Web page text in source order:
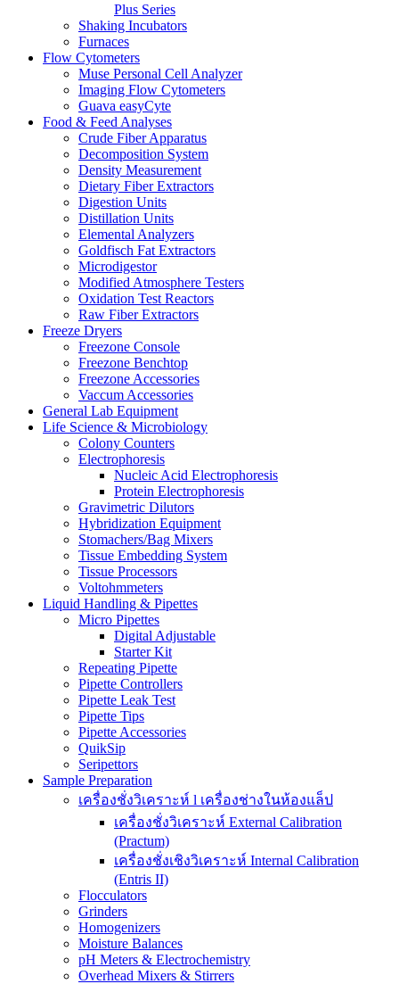
Plus Series
Shaking Incubators
Furnaces
Flow Cytometers
Muse Personal Cell Analyzer
Imaging Flow Cytometers
Guava easyCyte
Food & Feed Analyses
Crude Fiber Apparatus
Decomposition System
Density Measurement
Dietary Fiber Extractors
Digestion Units
Distillation Units
Elemental Analyzers
Goldfisch Fat Extractors
Microdigestor
Modified Atmosphere Testers
Oxidation Test Reactors
Raw Fiber Extractors
Freeze Dryers
Freezone Console
Freezone Benchtop
Freezone Accessories
Vaccum Accessories
General Lab Equipment
Life Science & Microbiology
Colony Counters
Electrophoresis
Nucleic Acid Electrophoresis
Protein Electrophoresis
Gravimetric Dilutors
Hybridization Equipment
Stomachers/Bag Mixers
Tissue Embedding System
Tissue Processors
Voltohmmeters
Liquid Handling & Pipettes
Micro Pipettes
Digital Adjustable
Starter Kit
Repeating Pipette
Pipette Controllers
Pipette Leak Test
Pipette Tips
Pipette Accessories
QuikSip
Seripettors
Sample Preparation
เครื่องชั่งวิเคราะห์ l เครื่องช่างในห้องแล็ป
เครื่องชั่งวิเคราะห์ External Calibration
(Practum)
เครื่องชั่งเชิงวิเคราะห์ Internal Calibration
(Entris II)
Flocculators
Grinders
Homogenizers
Moisture Balances
pH Meters & Electrochemistry
Overhead Mixers & Stirrers